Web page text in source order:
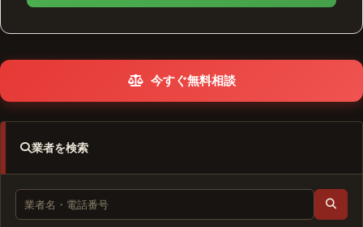
今すぐ無料相談
業者を検索